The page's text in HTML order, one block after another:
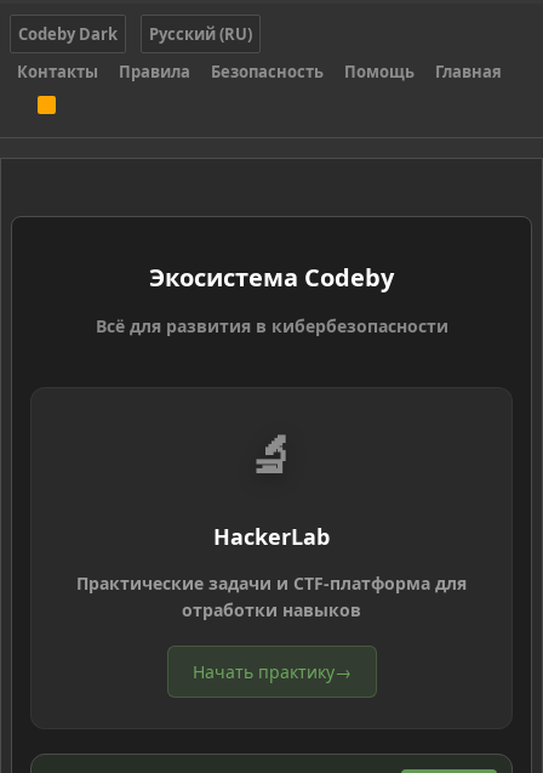
Codeby Dark
Русский (RU)
Контакты
Правила Безопасность Помощь Главная
S
Экосистема Codeby
Всё для развития в кибербезопасности
🔬
HackerLab
Практические задачи и CTF-платформа для
отработки навыков
Начать практику→